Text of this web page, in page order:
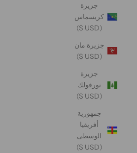
جزيرة
كريسماس
(USD $)
جزيرة مان
(USD $)
جزيرة
نورفولك
(USD $)
جمهورية
أفريقيا
الوسطى
(USD $)